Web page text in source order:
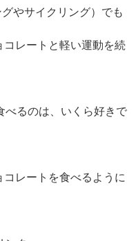
やサイクリング）でも
コレートと軽い運動を続
べるのは、いくら好きで
レートを食べるように